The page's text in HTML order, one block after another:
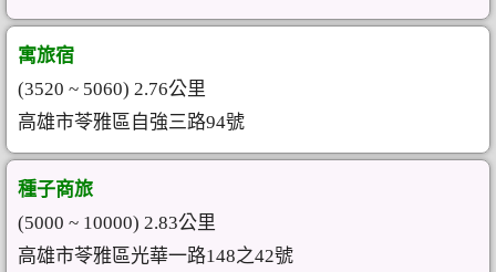
寓旅宿
(3520 ~ 5060) 2.76公里
高雄市苓雅區自強三路94號
種子商旅
(5000 ~ 10000) 2.83公里
高雄市苓雅區光華一路148之42號